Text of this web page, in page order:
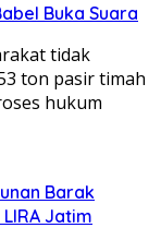
Buka Suara
tidak
ton pasir timah
hukum
Barak
Jatim